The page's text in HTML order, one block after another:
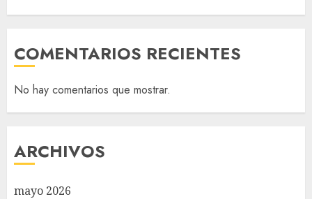
COMENTARIOS RECIENTES
No hay comentarios que mostrar.
ARCHIVOS
mayo 2026